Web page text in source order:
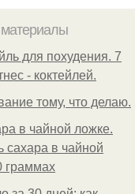
для похудения. 7
- коктейлей.
тому, что делаю.
в чайной ложке.
сахара в чайной
граммах